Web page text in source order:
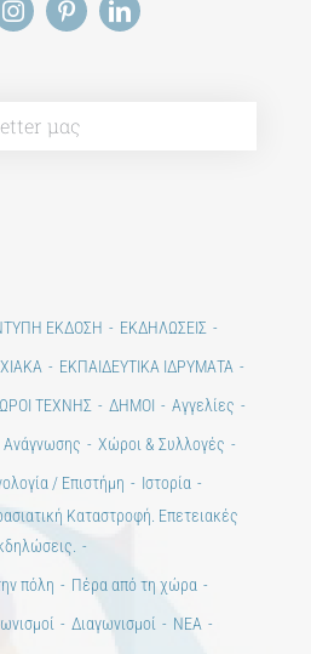
ΕΚΔΟΣΗ
ΕΚΔΗΛΩΣΕΙΣ
ΕΚΠΑΙΔΕΥΤΙΚΑ ΙΔΡΥΜΑΤΑ
ΤΕΧΝΗΣ ΔΗΜΟΙ
Αγγελίες
Χώροι & Συλλογές
/ Επιστήμη
Ιστορία
Καταστροφή. Επετειακές
πόλη
Πέρα από τη χώρα
Διαγωνισμοί
ΝΕΑ